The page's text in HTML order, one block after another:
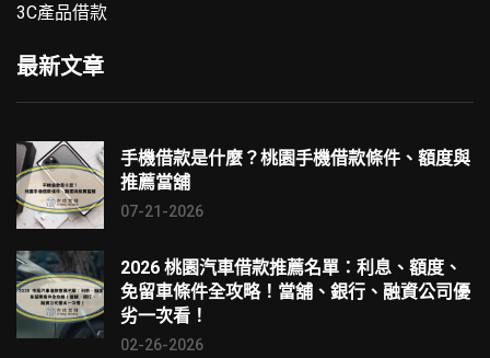
3C產品借款
最新文章
手機借款是什麼？桃園手機借款條件、額度與
推薦當舖
07-21-2026
2026 桃園汽車借款推薦名單：利息、額度、
免留車條件全攻略！當舖、銀行、融資公司優
劣一次看！
02-26-2026